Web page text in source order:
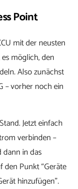
Point
mit der neusten
möglich, den
Also zunächst
– vorher noch ein
Jetzt einfach
verbinden –
dann in das
den Punkt “Geräte
hinzufügen”.